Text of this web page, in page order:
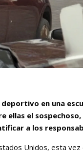
en una
el
a los
Unidos, esta